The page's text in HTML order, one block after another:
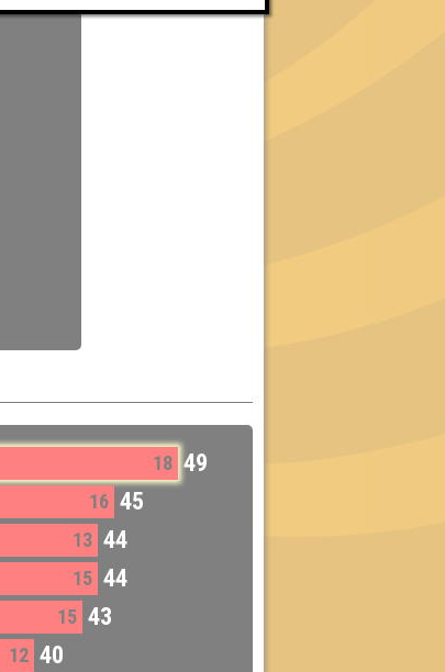
18 49
16 45
13 44
15 44
15 43
12 40